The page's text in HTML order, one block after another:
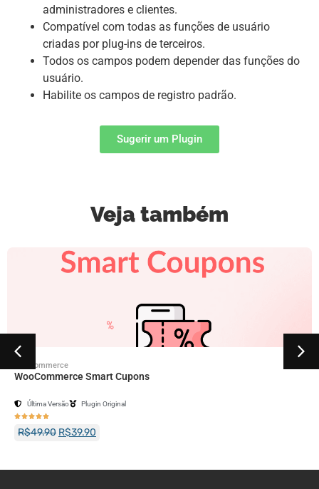
administradores e clientes.
Compatível com todas as funções de usuário
criadas por plug-ins de terceiros.
Todos os campos podem depender das funções do
usuário.
Habilite os campos de registro padrão.
Sugerir um Plugin
Veja também
Woocommerce
WooCommerce Smart Cupons
Última Versão Plugin Original

R$49.90 R$39.90